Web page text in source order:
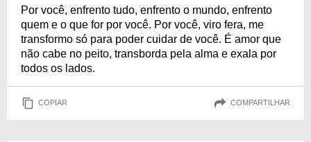
Por você, enfrento tudo, enfrento o mundo, enfrento
quem e o que for por você. Por você, viro fera, me
transformo só para poder cuidar de você. É amor que
não cabe no peito, transborda pela alma e exala por
todos os lados.
COPIAR COMPARTILHAR